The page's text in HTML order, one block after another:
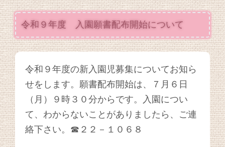
令和９年度 入園願書配布開始について
令和９年度の新入園児募集についてお知ら
せをします。願書配布開始は、７月６日
（月）９時３０分からです。入園につい
て、わからないことがありましたら、ご連
絡下さい。☎２２－１０６８